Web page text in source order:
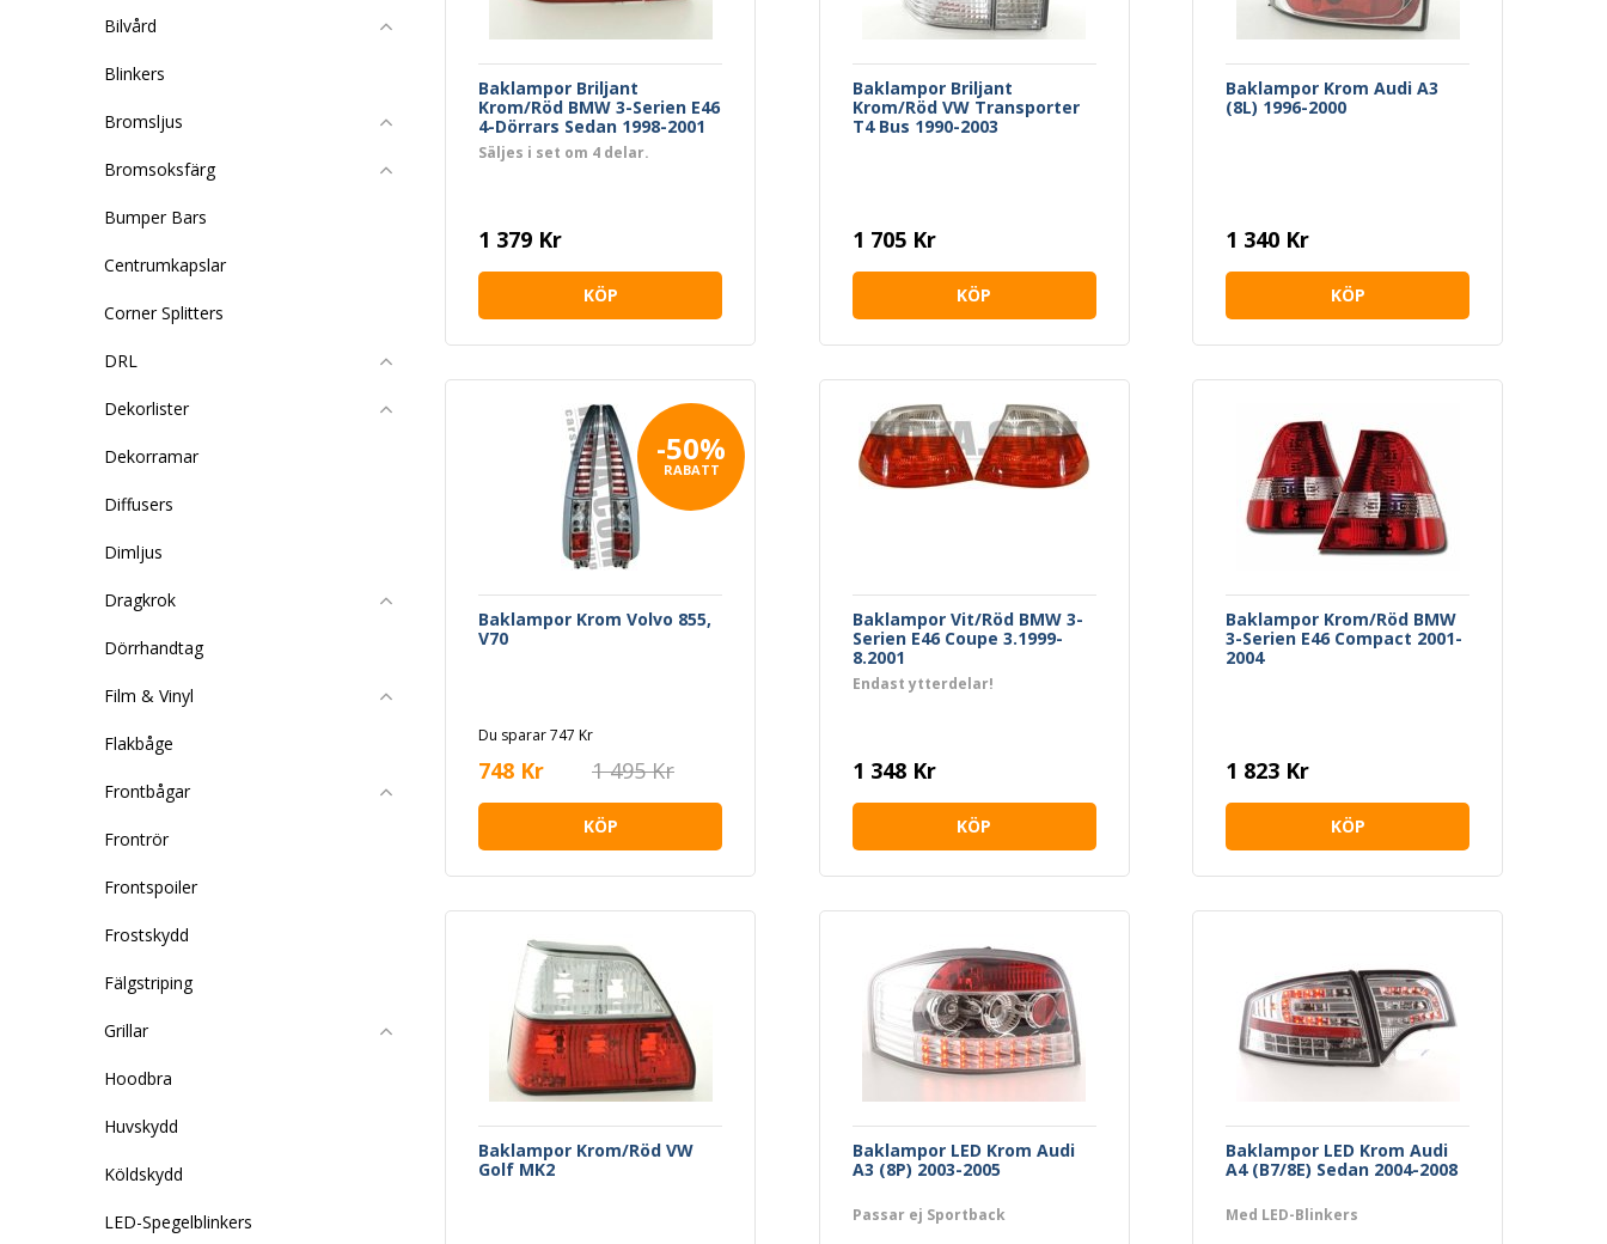
Bilvård
Blinkers
Bromsljus
Bromsoksfärg
Bumper Bars
Centrumkapslar
Corner Splitters
DRL
Dekorlister
Dekorramar
Diffusers
Dimljus
Dragkrok
Dörrhandtag
Film & Vinyl
Flakbåge
Frontbågar
Frontrör
Frontspoiler
Frostskydd
Fälgstriping
Grillar
Hoodbra
Huvskydd
Köldskydd
LED-Spegelblinkers
Baklampor Briljant
Krom/Röd BMW 3-Serien E46
4-Dörrars Sedan 1998-2001
Säljes i set om 4 delar.
1 379 Kr
KÖP
Baklampor Briljant
Krom/Röd VW Transporter
T4 Bus 1990-2003
1 705 Kr
KÖP
Baklampor Krom Audi A3
(8L) 1996-2000
1 340 Kr
KÖP
-50%
RABATT
Baklampor Krom Volvo 855,
V70
Du sparar 747 Kr
748 Kr 1 495 Kr
KÖP
Baklampor Vit/Röd BMW 3-
Serien E46 Coupe 3.1999-
8.2001
Endast ytterdelar!
1 348 Kr
KÖP
Baklampor Krom/Röd BMW
3-Serien E46 Compact 2001-
2004
1 823 Kr
KÖP
Baklampor Krom/Röd VW
Golf MK2
Baklampor LED Krom Audi
A3 (8P) 2003-2005
Passar ej Sportback
Baklampor LED Krom Audi
A4 (B7/8E) Sedan 2004-2008
Med LED-Blinkers